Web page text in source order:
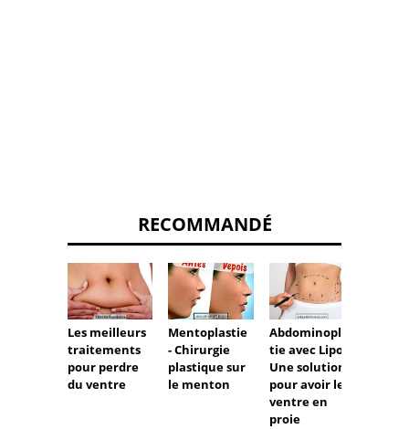
RECOMMANDÉ
Les meilleurs
traitements
pour perdre
du ventre
Mentoplastie
- Chirurgie
plastique sur
le menton
Abdominoplas
tie avec Lipo -
Une solution
pour avoir le
ventre en
proie